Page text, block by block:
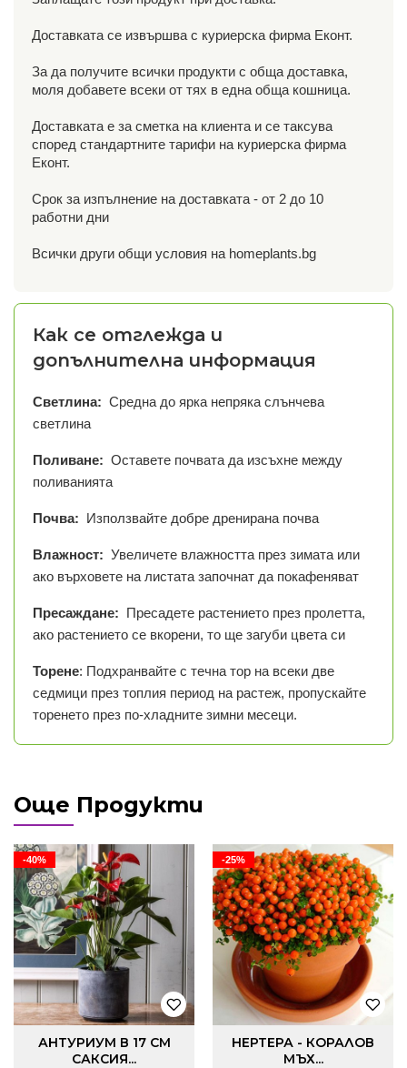
Доставката се извършва с куриерска фирма Еконт.
За да получите всички продукти с обща доставка,
моля добавете всеки от тях в една обща кошница.
Доставката е за сметка на клиента и се таксува
според стандартните тарифи на куриерска фирма
Еконт.
Срок за изпълнение на доставката - от 2 до 10
работни дни
Всички други общи условия на homeplants.bg
Как се отглежда и
допълнителна информация
Светлина: Средна до ярка непряка слънчева
светлина
Поливане: Оставете почвата да изсъхне между
поливанията
Почва: Използвайте добре дренирана почва
Влажност: Увеличете влажността през зимата или
ако върховете на листата започнат да покафеняват
Пресаждане: Пресадете растението през пролетта,
ако растението се вкорени, то ще загуби цвета си
Торене: Подхранвайте с течна тор на всеки две
седмици през топлия период на растеж, пропускайте
торенето през по-хладните зимни месеци.
Още Продукти
-40%
АНТУРИУМ В 17 СМ
САКСИЯ...
-25%
НЕРТЕРА - КОРАЛОВ
МЪХ...